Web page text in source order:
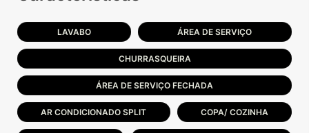
LAVABO ÁREA DE SERVIÇO
CHURRASQUEIRA
ÁREA DE SERVIÇO FECHADA
AR CONDICIONADO SPLIT COPA/ COZINHA